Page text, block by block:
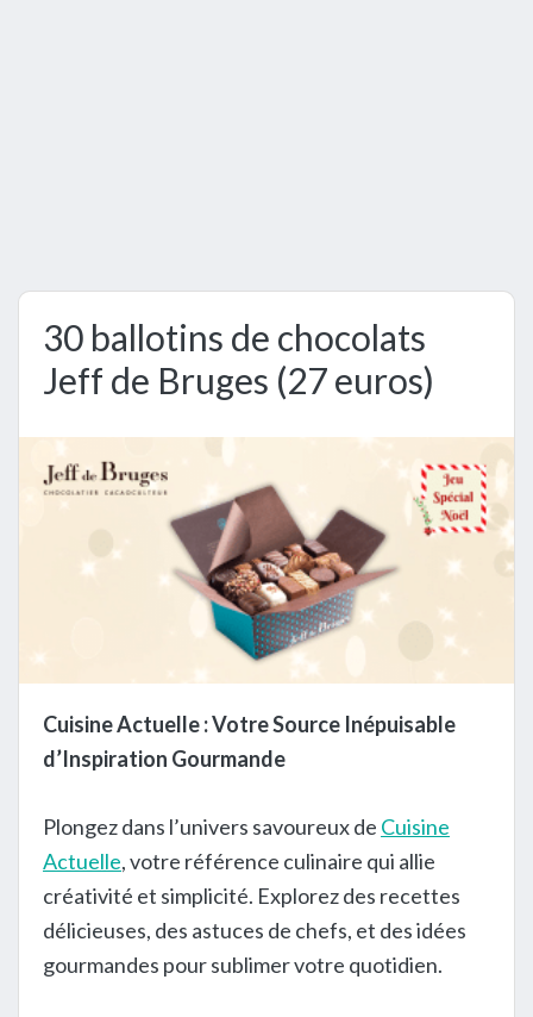
30 ballotins de chocolats
Jeff de Bruges (27 euros)
Cuisine Actuelle : Votre Source Inépuisable
d’Inspiration Gourmande
Plongez dans l’univers savoureux de Cuisine
Actuelle, votre référence culinaire qui allie
créativité et simplicité. Explorez des recettes
délicieuses, des astuces de chefs, et des idées
gourmandes pour sublimer votre quotidien.